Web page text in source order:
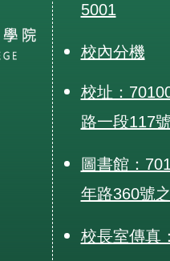
5001
校內分機
校址：
路一段117
圖書館：
年路360號
校長室傳真